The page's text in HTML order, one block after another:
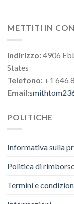
METTITI IN
Indirizzo:4906
States
Telefono: +1 646
Email:
POLITICHE
Informativa sulla
Politica di
Termini e